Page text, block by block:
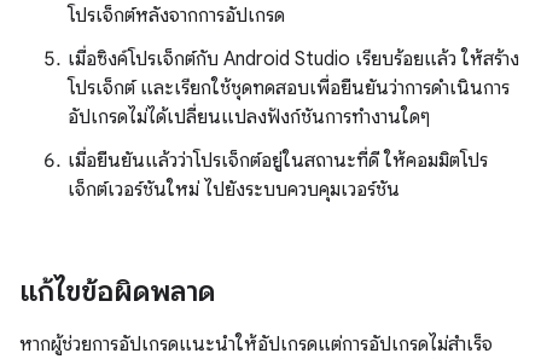
โปรเจ็กต์หลังจากการอัปเกรด
เมื่อซิงค์โปรเจ็กต์กับ Android Studio เรียบร้อยแล้ว ให้สร้าง
โปรเจ็กต์ และเรียกใช้ชุดทดสอบเพื่อยืนยันว่าการดำเนินการ
อัปเกรดไม่ได้เปลี่ยนแปลงฟังก์ชันการทำงานใดๆ
เมื่อยืนยันแล้วว่าโปรเจ็กต์อยู่ในสถานะที่ดี ให้คอมมิตโปร
เจ็กต์เวอร์ชันใหม่ ไปยังระบบควบคุมเวอร์ชัน
แก้ไขข้อผิดพลาด
หากผู้ช่วยการอัปเกรดแนะนำให้อัปเกรดแต่การอัปเกรดไม่สำเร็จ